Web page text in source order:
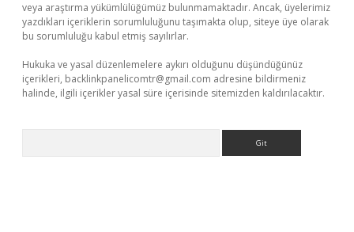
veya araştırma yükümlülüğümüz bulunmamaktadır. Ancak, üyelerimiz
yazdıkları içeriklerin sorumluluğunu taşımakta olup, siteye üye olarak
bu sorumluluğu kabul etmiş sayılırlar.
Hukuka ve yasal düzenlemelere aykırı olduğunu düşündüğünüz
içerikleri, backlinkpanelicomtr@gmail.com adresine bildirmeniz
halinde, ilgili içerikler yasal süre içerisinde sitemizden kaldırılacaktır.